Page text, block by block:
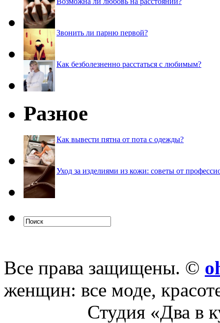
Звонить ли парню первой?
Как безболезненно расстаться с любимым?
Разное
Как вывести пятна от пота с одежды?
Уход за изделиями из кожи: советы от
Все права защищены. ©
женщин: все моде,
Студия «Два в